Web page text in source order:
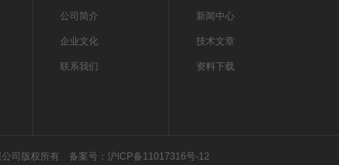
公司简介
企业文化
联系我们
新闻中心
技术文章
资料下载
公司版权所有 备案号：沪ICP备11017316号-12